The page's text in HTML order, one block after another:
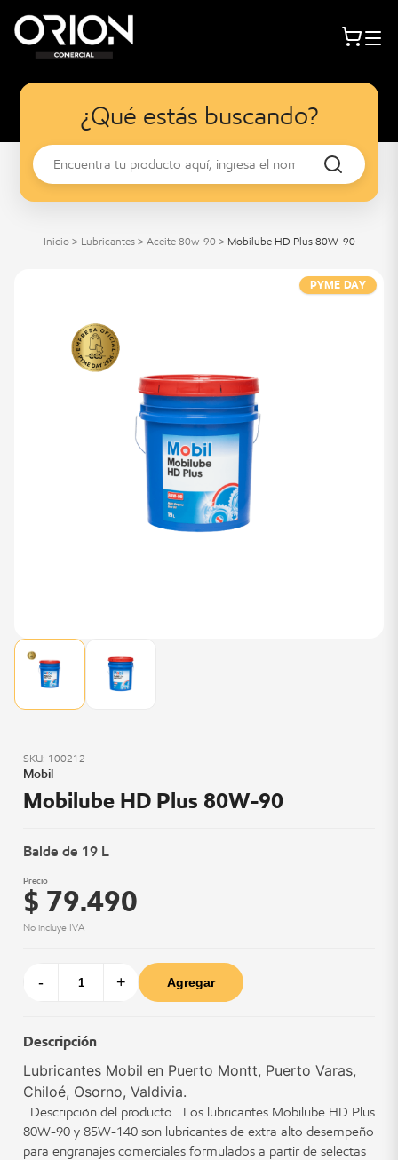
¿Qué estás buscando?
Inicio > Lubricantes > Aceite 80w-90 > Mobilube HD Plus 80W-90
PYME DAY
SKU: 100212
Mobil
Mobilube HD Plus 80W-90
Balde de 19 L
Precio
$ 79.490
No incluye IVA
- + Agregar
Descripción
Lubricantes Mobil en Puerto Montt, Puerto Varas,
Chiloé, Osorno, Valdivia.
Descripción del producto Los lubricantes Mobilube HD Plus
80W-90 y 85W-140 son lubricantes de extra alto desempeño
para engranajes comerciales formulados a partir de selectas